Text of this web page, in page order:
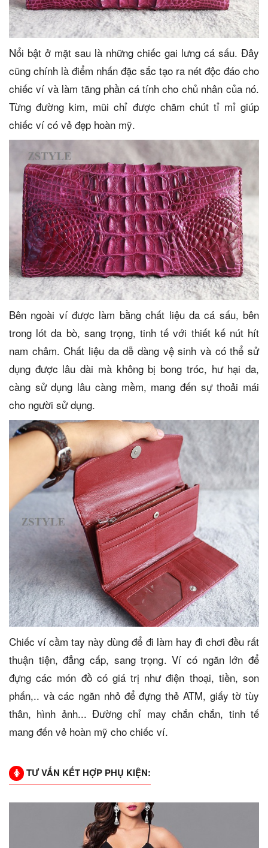
Nổi bật ở mặt sau là những chiếc gai lưng cá sấu. Đây
cũng chính là điểm nhấn đặc sắc tạo ra nét độc đáo cho
chiếc ví và làm tăng phần cá tính cho chủ nhân của nó.
Từng đường kim, mũi chỉ được chăm chút tỉ mỉ giúp
chiếc ví có vẻ đẹp hoàn mỹ.
Bên ngoài ví được làm bằng chất liệu da cá sấu, bên
trong lót da bò, sang trọng, tinh tế với thiết kế nút hít
nam châm. Chất liệu da dễ dàng vệ sinh và có thể sử
dụng được lâu dài mà không bị bong tróc, hư hại da,
càng sử dụng lâu càng mềm, mang đến sự thoải mái
cho người sử dụng.
Chiếc ví cầm tay này dùng để đi làm hay đi chơi đều rất
thuận tiện, đẳng cấp, sang trọng. Ví có ngăn lớn để
đựng các món đồ có giá trị như điện thoại, tiền, son
phấn,.. và các ngăn nhỏ để đựng thẻ ATM, giấy tờ tùy
thân, hình ảnh... Đường chỉ may chắn chắn, tinh tế
mang đến vẻ hoàn mỹ cho chiếc ví.
TƯ VẤN KẾT HỢP PHỤ KIỆN: